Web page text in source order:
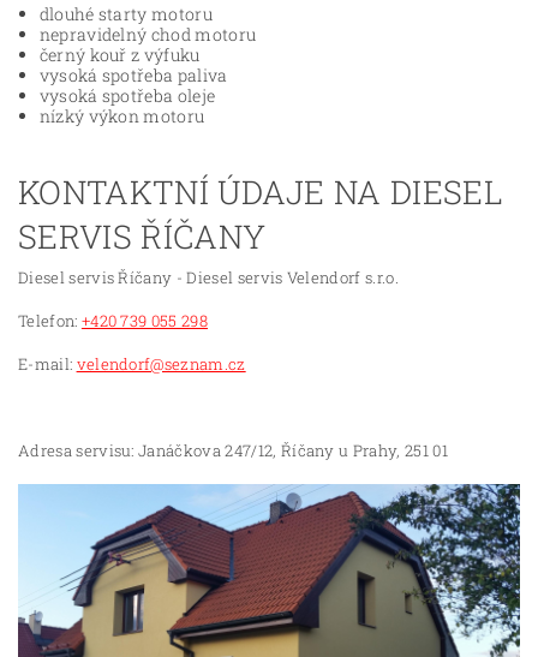
dlouhé starty motoru
nepravidelný chod motoru
černý kouř z výfuku
vysoká spotřeba paliva
vysoká spotřeba oleje
nízký výkon motoru
KONTAKTNÍ ÚDAJE NA DIESEL
SERVIS ŘÍČANY
Diesel servis Říčany - Diesel servis Velendorf s.r.o.
Telefon: +420 739 055 298
E-mail: velendorf@seznam.cz
Adresa servisu: Janáčkova 247/12, Říčany u Prahy, 251 01